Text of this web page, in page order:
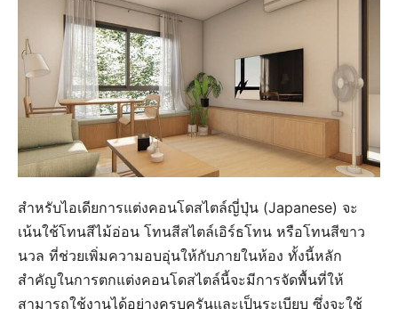
สำหรับไอเดียการแต่งคอนโดสไตล์ญี่ปุ่น (Japanese) จะ
เน้นใช้โทนสีไม้อ่อน โทนสีสไตล์เอิร์ธโทน หรือโทนสีขาว
นวล ที่ช่วยเพิ่มความอบอุ่นให้กับภายในห้อง ทั้งนี้หลัก
สำคัญในการตกแต่งคอนโดสไตล์นี้จะมีการจัดพื้นที่ให้
สามารถใช้งานได้อย่างครบครันและเป็นระเบียบ ซึ่งจะใช้